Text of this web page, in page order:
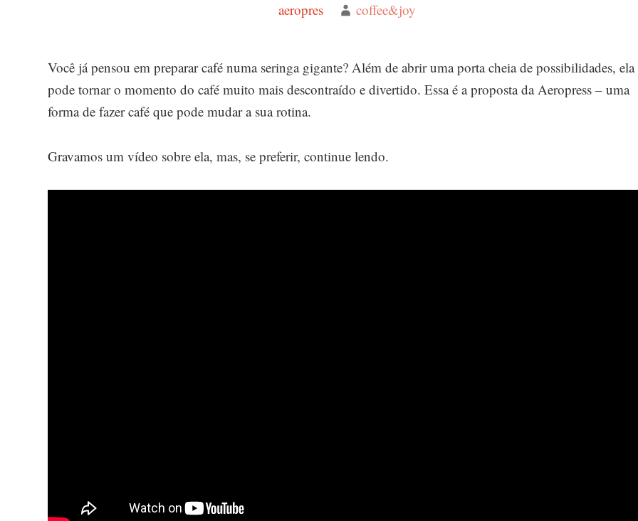
aeropres
Autor
coffee&joy
Você já pensou em preparar café numa seringa gigante? Além de abrir uma porta cheia de possibilidades, ela
pode tornar o momento do café muito mais descontraído e divertido. Essa é a proposta da Aeropress – uma
forma de fazer café que pode mudar a sua rotina.
Gravamos um vídeo sobre ela, mas, se preferir, continue lendo.